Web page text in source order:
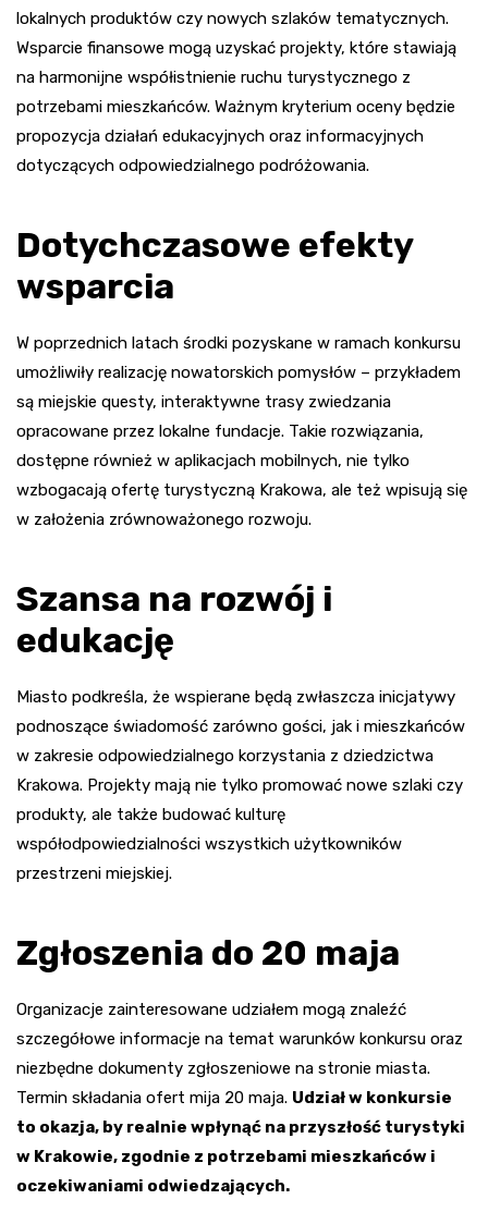
lokalnych produktów czy nowych szlaków tematycznych.
Wsparcie finansowe mogą uzyskać projekty, które stawiają
na harmonijne współistnienie ruchu turystycznego z
potrzebami mieszkańców. Ważnym kryterium oceny będzie
propozycja działań edukacyjnych oraz informacyjnych
dotyczących odpowiedzialnego podróżowania.
Dotychczasowe efekty
wsparcia
W poprzednich latach środki pozyskane w ramach konkursu
umożliwiły realizację nowatorskich pomysłów – przykładem
są miejskie questy, interaktywne trasy zwiedzania
opracowane przez lokalne fundacje. Takie rozwiązania,
dostępne również w aplikacjach mobilnych, nie tylko
wzbogacają ofertę turystyczną Krakowa, ale też wpisują się
w założenia zrównoważonego rozwoju.
Szansa na rozwój i
edukację
Miasto podkreśla, że wspierane będą zwłaszcza inicjatywy
podnoszące świadomość zarówno gości, jak i mieszkańców
w zakresie odpowiedzialnego korzystania z dziedzictwa
Krakowa. Projekty mają nie tylko promować nowe szlaki czy
produkty, ale także budować kulturę
współodpowiedzialności wszystkich użytkowników
przestrzeni miejskiej.
Zgłoszenia do 20 maja
Organizacje zainteresowane udziałem mogą znaleźć
szczegółowe informacje na temat warunków konkursu oraz
niezbędne dokumenty zgłoszeniowe na stronie miasta.
Termin składania ofert mija 20 maja. Udział w konkursie
to okazja, by realnie wpłynąć na przyszłość turystyki
w Krakowie, zgodnie z potrzebami mieszkańców i
oczekiwaniami odwiedzających.